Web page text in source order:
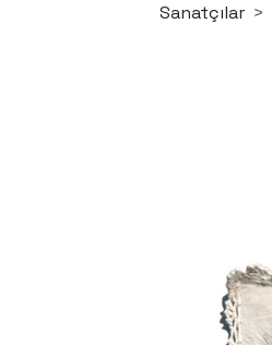
Sanatçılar